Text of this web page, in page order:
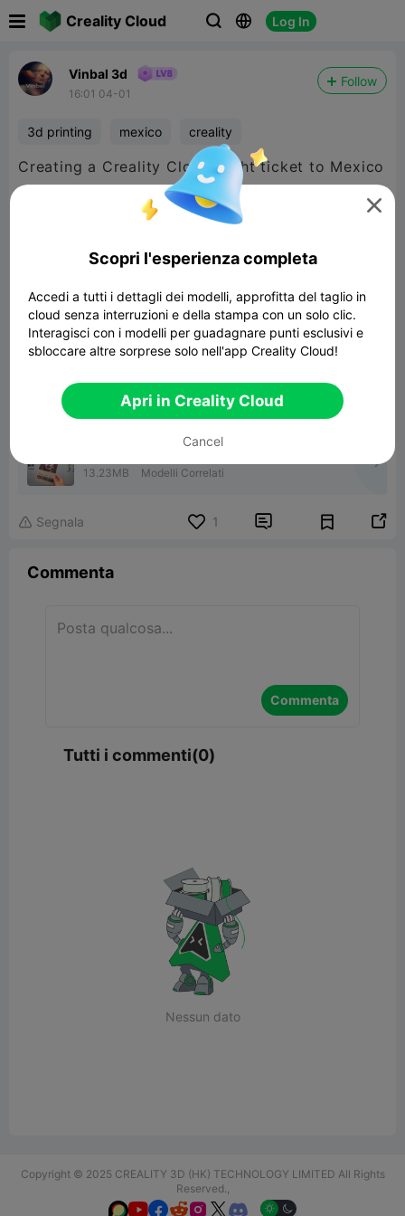
Creality Cloud   Log In
Vinbal 3d
16:01 04-01
Follow
3d printing mexico creality
Creating a Creality Cloud flight ticket to Mexico
with MagicRelief - World In Art
01:00

13.23MB Modelli Correlati
 Segnala 1  
Commenta
Commenta
Tutti i commenti(0)
Nessun dato
Copyright © 2025 CREALITY 3D (HK) TECHNOLOGY LIMITED All Rights
Reserved.,
  

Scopri l'esperienza completa
Accedi a tutti i dettagli dei modelli, approfitta del taglio in
cloud senza interruzioni e della stampa con un solo clic.
Interagisci con i modelli per guadagnare punti esclusivi e
sbloccare altre sorprese solo nell'app Creality Cloud!
Apri in Creality Cloud
Cancel